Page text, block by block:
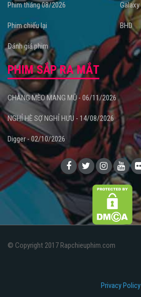
Phim tháng 08/2026
Phim chiếu lại
Đánh giá phim
Galaxy
BHD
PHIM SẮP RA MẮT
CHÀNG MÈO MANG MŨ - 06/11/2026
NGHỈ HÈ SỢ NGHỈ HƯU - 14/08/2026
Digger - 02/10/2026
© Copyright 2017 Rapchieuphim.com
Privacy Policy